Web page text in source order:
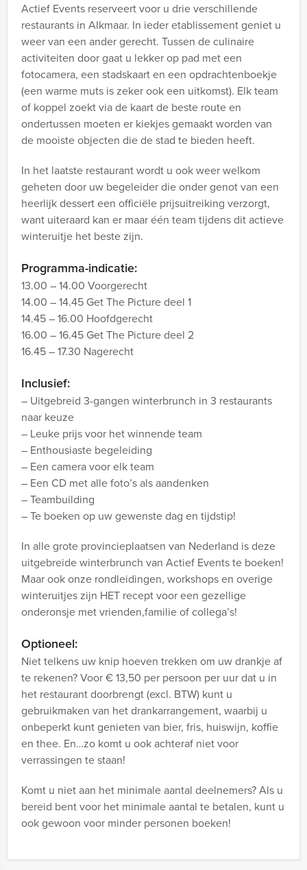
Actief Events reserveert voor u drie verschillende
restaurants in Alkmaar. In ieder etablissement geniet u
weer van een ander gerecht. Tussen de culinaire
activiteiten door gaat u lekker op pad met een
fotocamera, een stadskaart en een opdrachtenboekje
(een warme muts is zeker ook een uitkomst). Elk team
of koppel zoekt via de kaart de beste route en
ondertussen moeten er kiekjes gemaakt worden van
de mooiste objecten die de stad te bieden heeft.
In het laatste restaurant wordt u ook weer welkom
geheten door uw begeleider die onder genot van een
heerlijk dessert een officiële prijsuitreiking verzorgt,
want uiteraard kan er maar één team tijdens dit actieve
winteruitje het beste zijn.
Programma-indicatie:
13.00 – 14.00 Voorgerecht
14.00 – 14.45 Get The Picture deel 1
14.45 – 16.00 Hoofdgerecht
16.00 – 16.45 Get The Picture deel 2
16.45 – 17.30 Nagerecht
Inclusief:
– Uitgebreid 3-gangen winterbrunch in 3 restaurants
naar keuze
– Leuke prijs voor het winnende team
– Enthousiaste begeleiding
– Een camera voor elk team
– Een CD met alle foto’s als aandenken
– Teambuilding
– Te boeken op uw gewenste dag en tijdstip!
In alle grote provincieplaatsen van Nederland is deze
uitgebreide winterbrunch van Actief Events te boeken!
Maar ook onze rondleidingen, workshops en overige
winteruitjes zijn HET recept voor een gezellige
onderonsje met vrienden,familie of collega’s!
Optioneel:
Niet telkens uw knip hoeven trekken om uw drankje af
te rekenen? Voor € 13,50 per persoon per uur dat u in
het restaurant doorbrengt (excl. BTW) kunt u
gebruikmaken van het drankarrangement, waarbij u
onbeperkt kunt genieten van bier, fris, huiswijn, koffie
en thee. En…zo komt u ook achteraf niet voor
verrassingen te staan!
Komt u niet aan het minimale aantal deelnemers? Als u
bereid bent voor het minimale aantal te betalen, kunt u
ook gewoon voor minder personen boeken!